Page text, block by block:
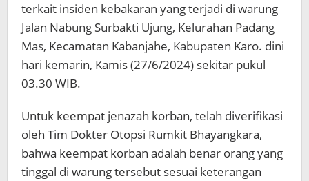
terkait insiden kebakaran yang terjadi di warung
Jalan Nabung Surbakti Ujung, Kelurahan Padang
Mas, Kecamatan Kabanjahe, Kabupaten Karo. dini
hari kemarin, Kamis (27/6/2024) sekitar pukul
03.30 WIB.
Untuk keempat jenazah korban, telah diverifikasi
oleh Tim Dokter Otopsi Rumkit Bhayangkara,
bahwa keempat korban adalah benar orang yang
tinggal di warung tersebut sesuai keterangan